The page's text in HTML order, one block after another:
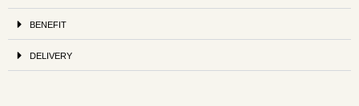
BENEFIT
DELIVERY